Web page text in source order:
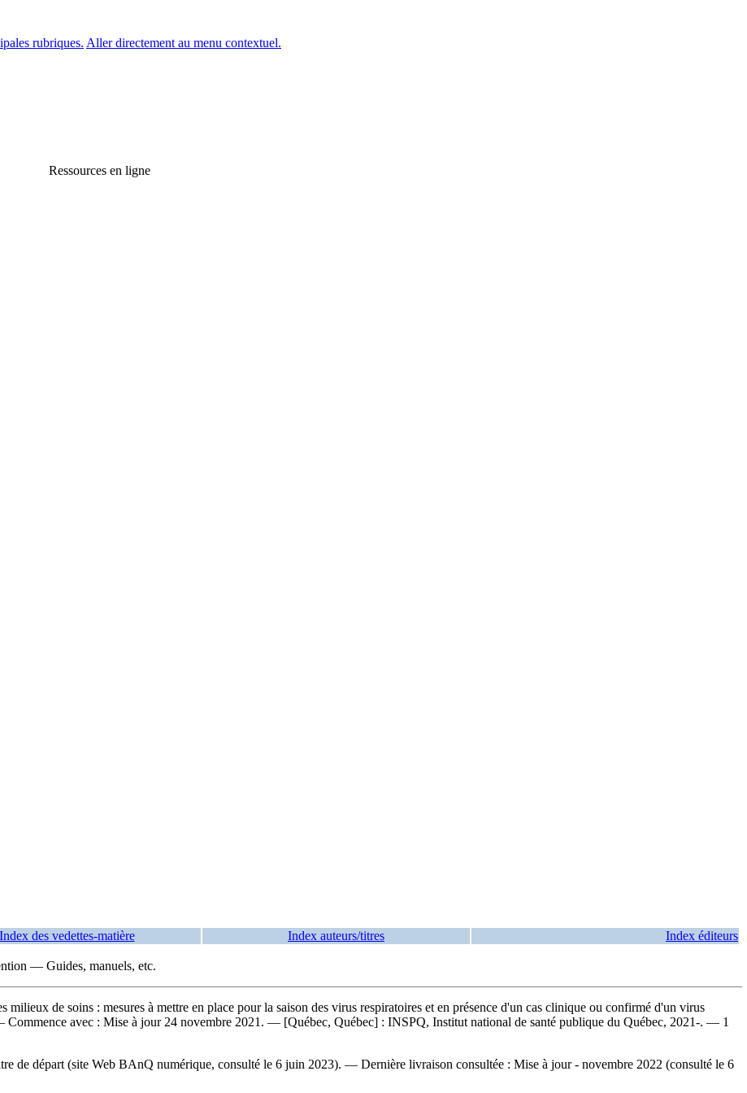
rubriques. Aller directement au menu contextuel.
Ressources en ligne
Index des vedettes-matière Index auteurs/titres Index éditeurs
— Guides, manuels, etc.
milieux de soins : mesures à mettre en place pour la saison des virus respiratoires et en présence d'un cas clinique ou confirmé d'un virus
avec : Mise à jour 24 novembre 2021. — [Québec, Québec] : INSPQ, Institut national de santé publique du Québec, 2021-. — 1
de départ (site Web BAnQ numérique, consulté le 6 juin 2023). — Dernière livraison consultée : Mise à jour - novembre 2022 (consulté le 6